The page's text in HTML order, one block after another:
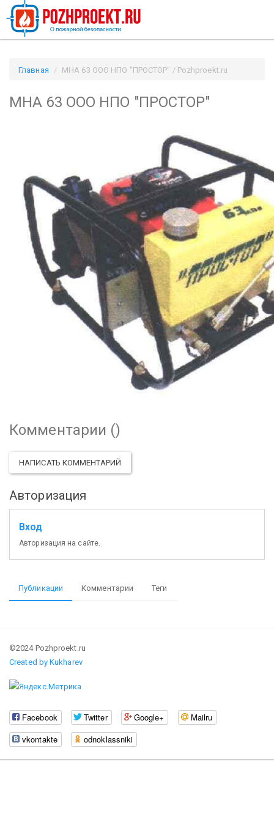
Главная МНА 63 ООО НПО "ПРОСТОР" / Pozhproekt.ru
МНА 63 ООО НПО "ПРОСТОР"
Комментарии ()
НАПИСАТЬ КОММЕНТАРИЙ
Авторизация
Вход
Авторизация на сайте.
Публикации Комментарии Теги
©2024 Pozhproekt.ru
Created by Kukharev
Facebook Twitter Google+
Mailru
vkontakte
odnoklassniki